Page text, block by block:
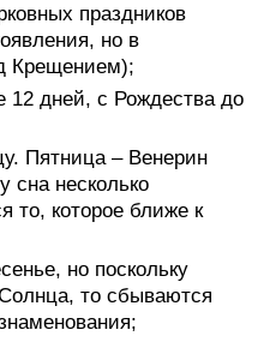
праздников
но в
Крещением);
12 дней, с Рождества до
Пятница – Венерин
сна несколько
то, которое ближе к
но поскольку
то сбываются